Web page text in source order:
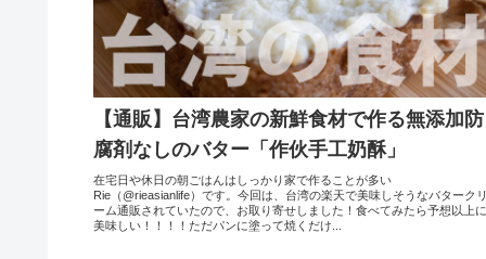
【通販】台湾農家の新鮮食材で作る無添加防
腐剤なしのバター「作伙手工奶酥」
在宅日や休日の朝ごはんはしっかり家で作ることが多い
Rie（@rieasianlife）です。今回は、台湾の楽天で美味しそうなバタークリ
ーム通販されていたので、お取り寄せしました！食べてみたら予想以上に
美味しい！！！！ただパンに塗って焼くだけ...